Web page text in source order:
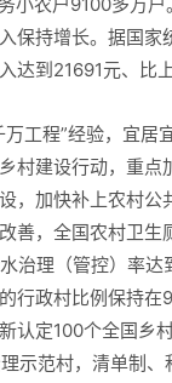
小农户9100多万
保持增长。据国家
达到21691元、比
万工程”经验，宜居
村建设行动，重点
，加快补上农村公
善，全国农村卫生
治理（管控）率达
行政村比例保持在
认定100个全国乡
示范村，清单制